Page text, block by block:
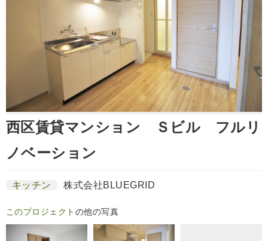
西区賃貸マンション Ｓビル フルリ
ノベーション
キッチン 株式会社BLUEGRID
このプロジェクト の他の写真